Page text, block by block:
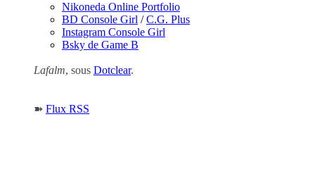
Nikoneda Online Portfolio
BD Console Girl /C.G. Plus
Instagram Console Girl
Bsky de Game B
Lafalm, sous Dotclear.
➽ Flux RSS